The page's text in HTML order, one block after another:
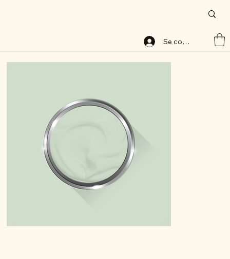
Se connecter
Peinture base aqueuse, 8056-1, lessivable, ALABAVELOURS, ALBAMAT